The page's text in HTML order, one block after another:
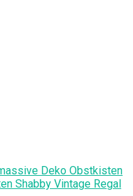
Deko Obstkisten
Shabby Vintage Regal